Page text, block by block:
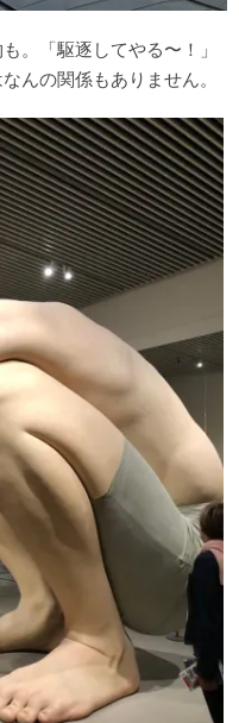
。「駆逐してやる〜！」
んの関係もありません。